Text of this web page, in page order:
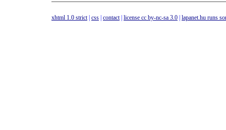
xhtml 1.0 strict| css contact| license cc by-nc-sa 3.0 lapanet.hu runs